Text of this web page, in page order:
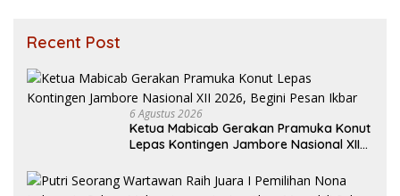
Recent Post
6 Agustus 2026
Ketua Mabicab Gerakan Pramuka Konut
Lepas Kontingen Jambore Nasional XII